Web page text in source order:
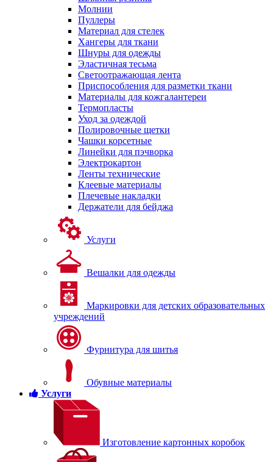
Молнии
Пуллеры
Материал для стелек
Хангеры для ткани
Шнуры для одежды
Эластичная тесьма
Светоотражающая лента
Приспособления для разметки ткани
Материалы для кожгалантереи
Термопласты
Уход за одеждой
Полировочные щетки
Чашки корсетные
Линейки для пэчворка
Электрокартон
Ленты технические
Клеевые материалы
Плечевые накладки
Держатели для бейджа
Услуги
Вешалки для одежды
Маркировки для детских образовательных
учреждений
Фурнитура для шитья
Обувные материалы
Услуги
Изготовление картонных коробок